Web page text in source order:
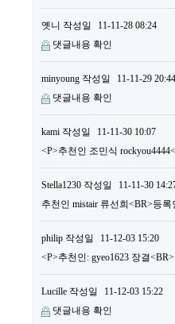
옛니 작성일
11-11-28 08:24
댓글내용 확인
minyoung 작성일
11-11-29 20:44
댓글내용 확인
kami 작성일
11-11-30 10:07
<P>추천인 조민식
Stella1230 작성일
11-11-30
추천인 mistair 류선희<BR>등
philip 작성일
11-12-03 15:20
<P>추천인: gyeo1623 장결
Lucille 작성일
11-12-03 15:22
댓글내용 확인